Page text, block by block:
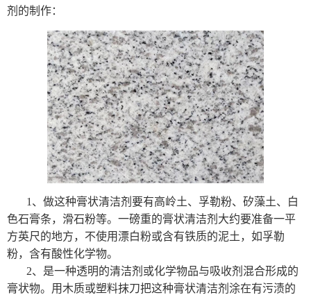
剂的制作：
1、做这种膏状清洁剂要有高岭土、孚勒粉、矽藻土、白
色石膏条，滑石粉等。一磅重的膏状清洁剂大约要准备一平
方英尺的地方，不使用漂白粉或含有铁质的泥土，如孚勒
粉，含有酸性化学物。
2、是一种透明的清洁剂或化学物品与吸收剂混合形成的
膏状物。用木质或塑料抹刀把这种膏状清洁剂涂在有污渍的